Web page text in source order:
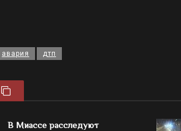
авария дтп
В Миассе расследуют